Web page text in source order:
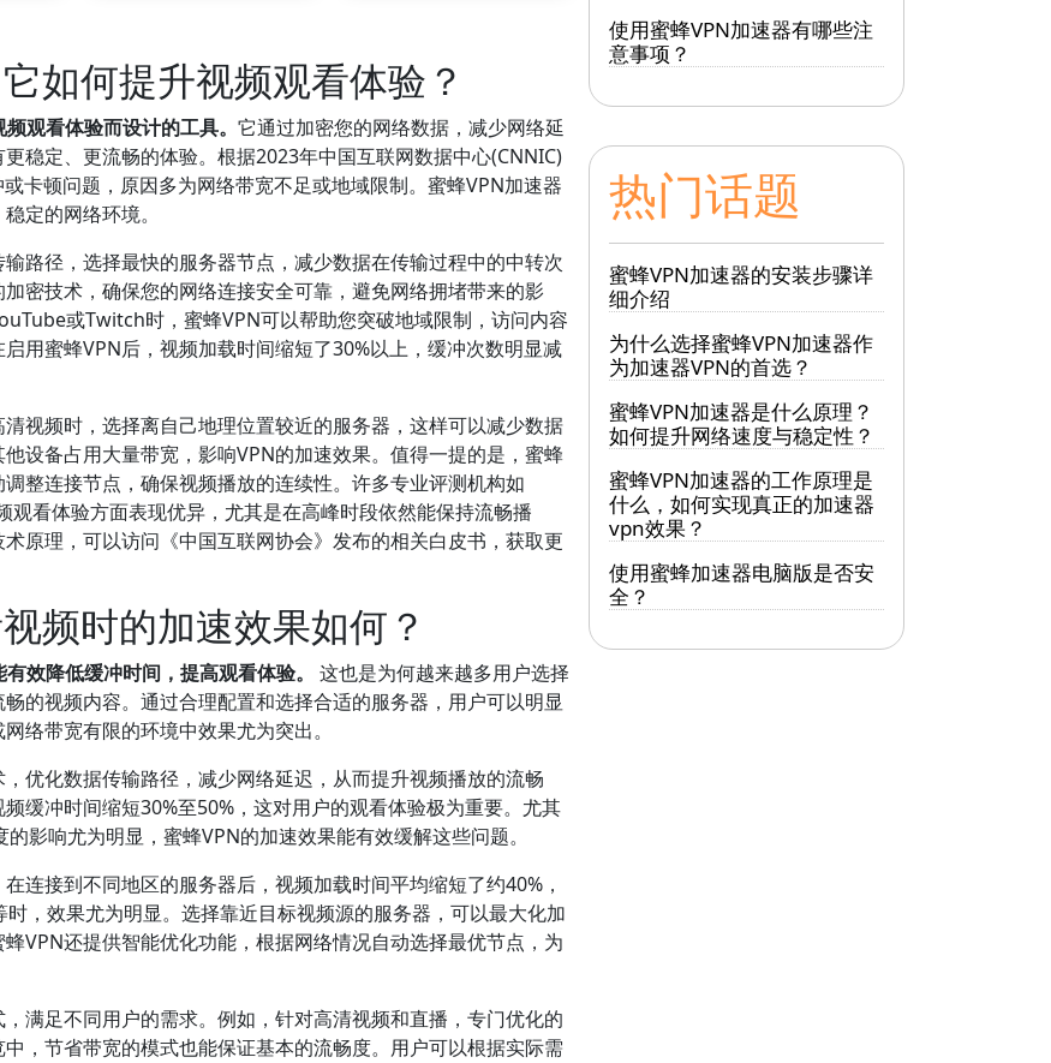
如何提升视频观看体验？
观看体验而设计的工具。 它通过加密您的网络数据，减少网络延
稳定、更流畅的体验。根据2023年中国互联网数据中心(CNNIC)
卡顿问题，原因多为网络带宽不足或地域限制。蜜蜂VPN加速器
定的网络环境。
路径，选择最快的服务器节点，减少数据在传输过程中的中转次
密技术，确保您的网络连接安全可靠，避免网络拥堵带来的影
或Twitch时，蜜蜂VPN可以帮助您突破地域限制，访问内容
用蜜蜂VPN后，视频加载时间缩短了30%以上，缓冲次数明显减
视频时，选择离自己地理位置较近的服务器，这样可以减少数据
设备占用大量带宽，影响VPN的加速效果。值得一提的是，蜜蜂
整连接节点，确保视频播放的连续性。许多专业评测机构如
看体验方面表现优异，尤其是在高峰时段依然能保持流畅播
原理，可以访问《中国互联网协会》发布的相关白皮书，获取更
频时的加速效果如何？
效降低缓冲时间，提高观看体验。
这也是为何越来越多用户选择
的视频内容。通过合理配置和选择合适的服务器，用户可以明显
络带宽有限的环境中效果尤为突出。
优化数据传输路径，减少网络延迟，从而提升视频播放的流畅
缓冲时间缩短30%至50%，这对用户的观看体验极为重要。尤其
影响尤为明显，蜜蜂VPN的加速效果能有效缓解这些问题。
连接到不同地区的服务器后，视频加载时间平均缩短了约40%，
，效果尤为明显。选择靠近目标视频源的服务器，可以最大化加
VPN还提供智能优化功能，根据网络情况自动选择最优节点，为
满足不同用户的需求。例如，针对高清视频和直播，专门优化的
，节省带宽的模式也能保证基本的流畅度。用户可以根据实际需
使用蜜蜂VPN加速器有哪些注
意事项？
热门话题
蜜蜂VPN加速器的安装步骤详
细介绍
为什么选择蜜蜂VPN加速器作
为加速器VPN的首选？
蜜蜂VPN加速器是什么原理？
如何提升网络速度与稳定性？
蜜蜂VPN加速器的工作原理是
什么，如何实现真正的加速器
vpn效果？
使用蜜蜂加速器电脑版是否安
全？